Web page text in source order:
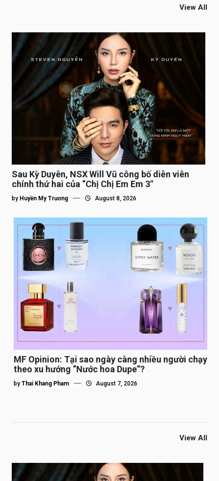
View All
Sau Kỳ Duyên, NSX Will Vũ công bố diễn viên
chính thứ hai của “Chị Chị Em Em 3″
by Huyền My Trương August 8, 2026
MF Opinion: Tại sao ngày càng nhiều người chạy
theo xu hướng “Nước hoa Dupe”?
by Thai Khang Pham August 7, 2026
View All